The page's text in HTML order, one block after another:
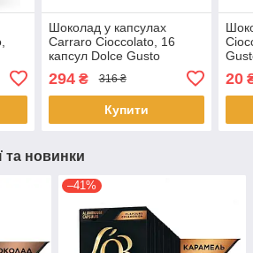
Шоколад у капсулах
Carraro Cioccolato, 16
капсул Dolce Gusto
294₴ 316 ₴
Купити
20
та новинки
–41%